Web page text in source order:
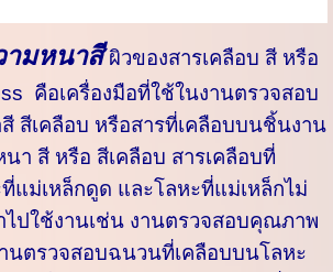
มหนาสีผิวของสารเคลือบ สี หรือ
คือเครื่องมือที่ใช้ในงานตรวจสอบ
สีเคลือบ หรือสารที่เคลือบบนชิ้นงาน
า สี หรือ สีเคลือบ สารเคลือบที่
แม่เหล็กดูด และโลหะที่แม่เหล็กไม่
ไปใช้งานเช่น งานตรวจสอบคุณภาพ
นตรวจสอบฉนวนที่เคลือบบนโลหะ